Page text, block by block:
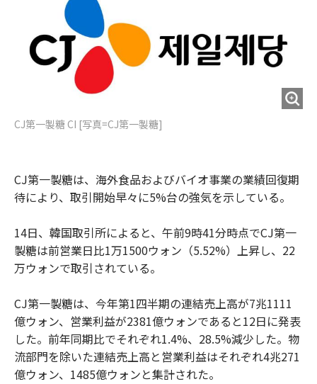
CJ第一製糖 CI [写真=CJ第一製糖]
CJ第一製糖は、海外食品およびバイオ事業の業績回復期
待により、取引開始早々に5%台の強気を示している。
14日、韓国取引所によると、午前9時41分時点でCJ第一
製糖は前営業日比1万1500ウォン（5.52%）上昇し、22
万ウォンで取引されている。
CJ第一製糖は、今年第1四半期の連結売上高が7兆1111
億ウォン、営業利益が2381億ウォンであると12日に発表
した。前年同期比でそれぞれ1.4%、28.5%減少した。物
流部門を除いた連結売上高と営業利益はそれぞれ4兆271
億ウォン、1485億ウォンと集計された。